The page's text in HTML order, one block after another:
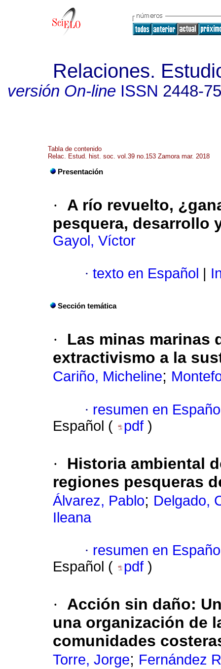
Relaciones.
versión On-lineISSN 2448-
Tabla de contenido
Relac. Estud. hist. soc. vol.39 no.153 Zamora mar. 2018
Presentación
·
A río revuelto,
pesquera, desarrollo
Gayol, Víctor
· texto en Español
Sección temática
·
Las minas marinas
extractivismo a la
Cariño, Micheline;
· resumen en
Español (
pdf )
·
Historia ambiental
regiones pesqueras
Álvarez, Pablo; Delgado,
Ileana
· resumen en
Español (
pdf )
·
Acción sin daño:
una organización de
comunidades
Torre, Jorge; Fernández